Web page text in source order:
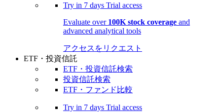
Try in 7 days Trial access
Evaluate over 100K stock coverage and
advanced analytical tools
アクセスをリクエスト
ETF・投資信託
ETF・投資信託検索
投資信託検索
ETF・ファンド比較
Try in 7 days Trial access